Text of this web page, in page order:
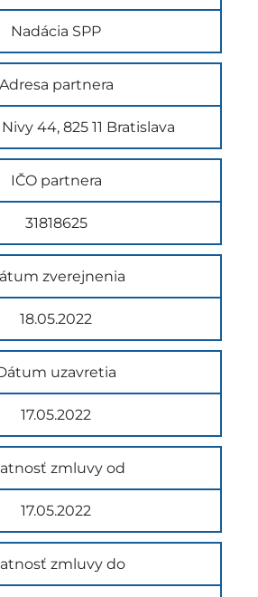
Nadácia SPP
Adresa partnera
44, 825 11 Bratislava
IČO partnera
31818625
zverejnenia
18.05.2022
uzavretia
17.05.2022
zmluvy od
17.05.2022
zmluvy do